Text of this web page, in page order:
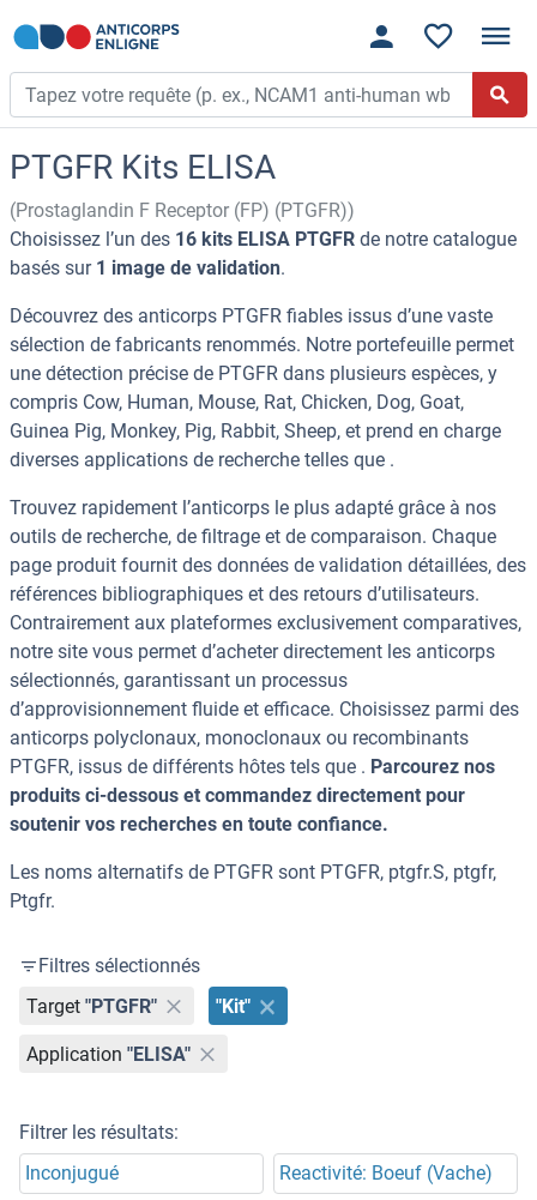
PTGFR Kits ELISA
(Prostaglandin F Receptor (FP) (PTGFR))
Choisissez l’un des 16 kits ELISA PTGFR de notre catalogue
basés sur 1 image de validation.
Découvrez des anticorps PTGFR fiables issus d’une vaste
sélection de fabricants renommés. Notre portefeuille permet
une détection précise de PTGFR dans plusieurs espèces, y
compris Cow, Human, Mouse, Rat, Chicken, Dog, Goat,
Guinea Pig, Monkey, Pig, Rabbit, Sheep, et prend en charge
diverses applications de recherche telles que .
Trouvez rapidement l’anticorps le plus adapté grâce à nos
outils de recherche, de filtrage et de comparaison. Chaque
page produit fournit des données de validation détaillées, des
références bibliographiques et des retours d’utilisateurs.
Contrairement aux plateformes exclusivement comparatives,
notre site vous permet d’acheter directement les anticorps
sélectionnés, garantissant un processus
d’approvisionnement fluide et efficace. Choisissez parmi des
anticorps polyclonaux, monoclonaux ou recombinants
PTGFR, issus de différents hôtes tels que . Parcourez nos
produits ci-dessous et commandez directement pour
soutenir vos recherches en toute confiance.
Les noms alternatifs de PTGFR sont PTGFR, ptgfr.S, ptgfr,
Ptgfr.
Filtres sélectionnés
Target "PTGFR" "Kit"
Application "ELISA"
Filtrer les résultats:
Inconjugué
Reactivité: Boeuf (Vache)